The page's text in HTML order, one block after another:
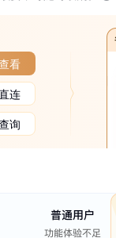
看
连
询